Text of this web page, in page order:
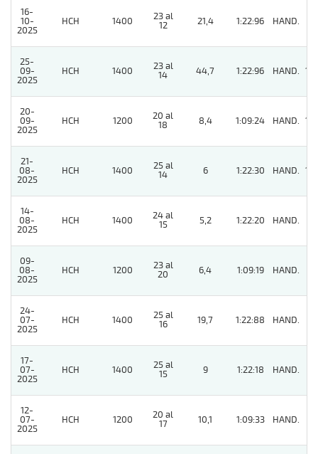
16-
10-
2025
HCH 1400
23 al
12
21,4 1:22:96 HAND.
25-
09-
2025
HCH 1400
23 al
14
44,7 1:22:96 HAND. 14
20-
09-
2025
HCH 1200
20 al
18
8,4 1:09:24 HAND. 10
21-
08-
2025
HCH 1400
25 al
14
6 1:22:30 HAND. 10
14-
08-
2025
HCH 1400
24 al
15
5,2 1:22:20 HAND.
09-
08-
2025
HCH 1200
23 al
20
6,4 1:09:19 HAND.
24-
07-
2025
HCH 1400
25 al
16
19,7 1:22:88 HAND.
17-
07-
2025
HCH 1400
25 al
15
9 1:22:18 HAND.
12-
07-
2025
HCH 1200
20 al
17
10,1 1:09:33 HAND.